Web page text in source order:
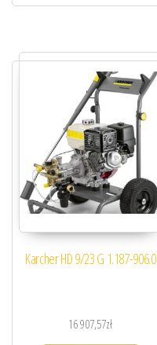
Karcher HD 9/23 G 1.187-906.0
16 907,57zł